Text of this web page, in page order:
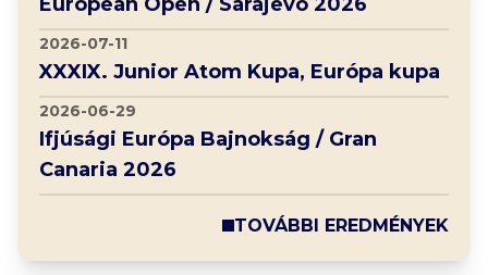
2026-07-11
XXXIX. Junior Atom Kupa, Európa kupa
2026-06-29
Ifjúsági Európa Bajnokság / Gran
Canaria 2026
TOVÁBBI EREDMÉNYEK